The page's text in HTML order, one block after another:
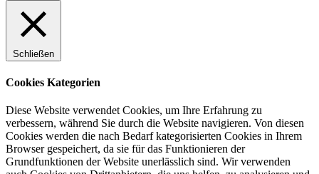
Schließen
Cookies Kategorien
Diese Website verwendet Cookies, um Ihre Erfahrung zu
verbessern, während Sie durch die Website navigieren. Von diesen
Cookies werden die nach Bedarf kategorisierten Cookies in Ihrem
Browser gespeichert, da sie für das Funktionieren der
Grundfunktionen der Website unerlässlich sind. Wir verwenden